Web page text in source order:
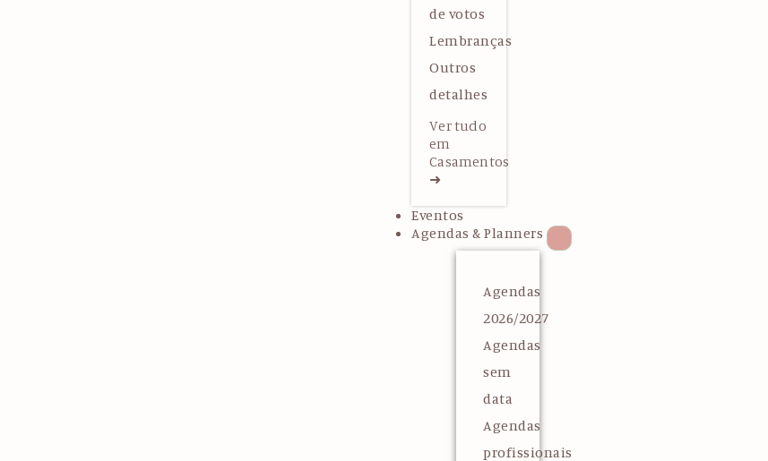
de votos
Lembranças
Outros
detalhes
Ver tudo
em
Casamentos
➜
Eventos
Agendas & Planners
Agendas
2026/2027
Agendas
sem
data
Agendas
profissionais